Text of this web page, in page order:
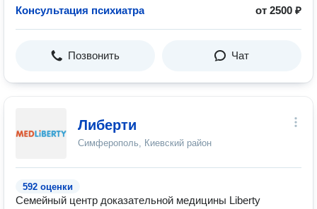
Консультация психиатра от 2500 ₽
Позвонить Чат
Либерти
Симферополь, Киевский район
592 оценки
Семейный центр доказательной медицины Liberty